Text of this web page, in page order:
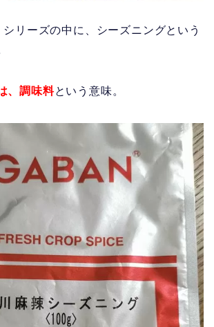
リーズの中に、シーズニングという
、調味料という意味。